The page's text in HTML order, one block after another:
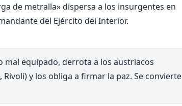
de metralla» dispersa a los insurgentes en
del Ejército del Interior.
mal equipado, derrota a los austriacos
Rivoli) y los obliga a firmar la paz. Se convierte